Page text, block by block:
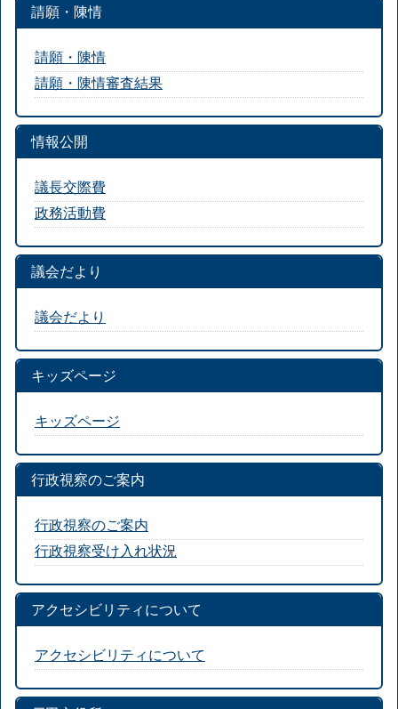
請願・陳情
請願・陳情
請願・陳情審査結果
情報公開
議長交際費
政務活動費
議会だより
議会だより
キッズページ
キッズページ
行政視察のご案内
行政視察のご案内
行政視察受け入れ状況
アクセシビリティについて
アクセシビリティについて